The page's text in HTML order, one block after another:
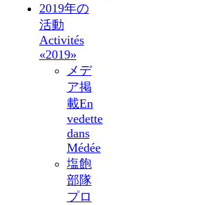
2019年の
活動
Activités
«2019»
メデ
ア掲
載En
vedette
dans
Médée
塩飽
部隊
プロ